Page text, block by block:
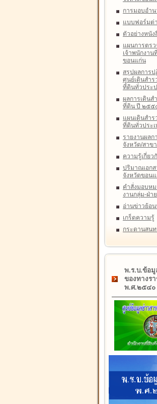
การมอบอำน
แบบฟอร์มต่
ตัวอย่างหนั
แผนการตร
เจ้าพนักงาน
ขอนแก่น
สรุปผลการ
ศูนย์เดินสำร
ที่ดินทั่วประ
ผลการเดินส
ที่ดิน ปี ๒๕๕
แผนเดินสำ
ที่ดินทั่วประ
รายงานผล
จังหวัด/สาข
ความรู้เกี่ยว
ปริมาณเอก
จังหวัดขอน
คำสั่งมอบห
งานกลุ่ม-ฝ่าย
อ่านข่าวย้อน
เกร็ดความรู้
กระดานสน
พ.ร.บ.ข้อมู
ของทางร
พ.ศ.๒๕๔๐